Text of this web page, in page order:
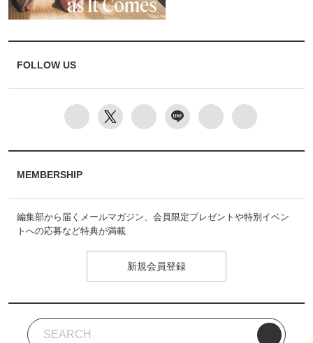
FOLLOW US
MEMBERSHIP
編集部から届くメールマガジン、会員限定プレゼントや特別イベン
トへの応募など特典が満載
新規会員登録